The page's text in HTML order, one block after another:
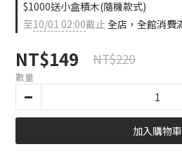
$1000送小盒積木(隨機款式)
至10/01 02:00截止全店，全館消費
NT$149 NT$220
數量
加入購物車